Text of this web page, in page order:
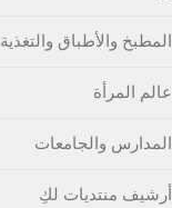
المطبخ والأطباق والتغذية
عالم المرأة
المدارس والجامعات
أرشيف منتديات لكِ